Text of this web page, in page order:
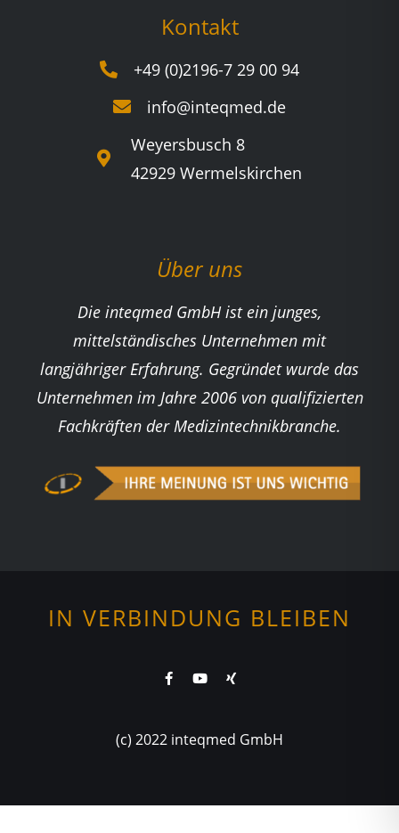
Kontakt
+49 (0)2196-7 29 00 94
info@inteqmed.de
Weyersbusch 8
42929 Wermelskirchen
Über uns
Die inteqmed GmbH ist ein junges,
mittelständisches Unternehmen mit
langjähriger Erfahrung. Gegründet wurde das
Unternehmen im Jahre 2006 von qualifizierten
Fachkräften der Medizintechnikbranche.
IN VERBINDUNG BLEIBEN
(c) 2022 inteqmed GmbH